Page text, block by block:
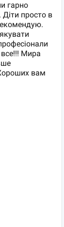
гарно
Діти просто в
Мира
вам